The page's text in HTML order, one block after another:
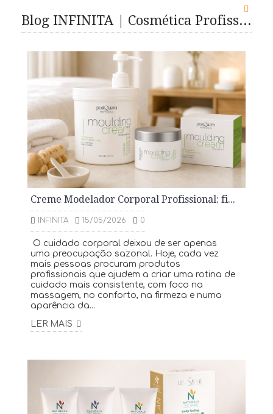
Blog INFINITA | Cosmética Profissional, Skincare e Cabelo
Creme Modelador Corporal Profissional: firmeza e cuidado da pele
INFINITA 15/05/2026 0
O cuidado corporal deixou de ser apenas
uma preocupação sazonal. Hoje, cada vez
mais pessoas procuram produtos
profissionais que ajudem a criar uma rotina de
cuidado mais consistente, com foco na
massagem, no conforto, na firmeza e numa
aparência da...
LER MAIS